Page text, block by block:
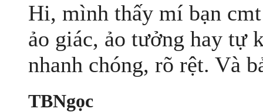
Hi, mình thấy mí bạn
ảo giác, ảo tưởng hay tự
nhanh chóng, rõ rệt. Và
TBNgọc